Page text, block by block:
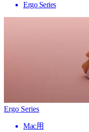
Ergo Series
Ergo Series
Mac用